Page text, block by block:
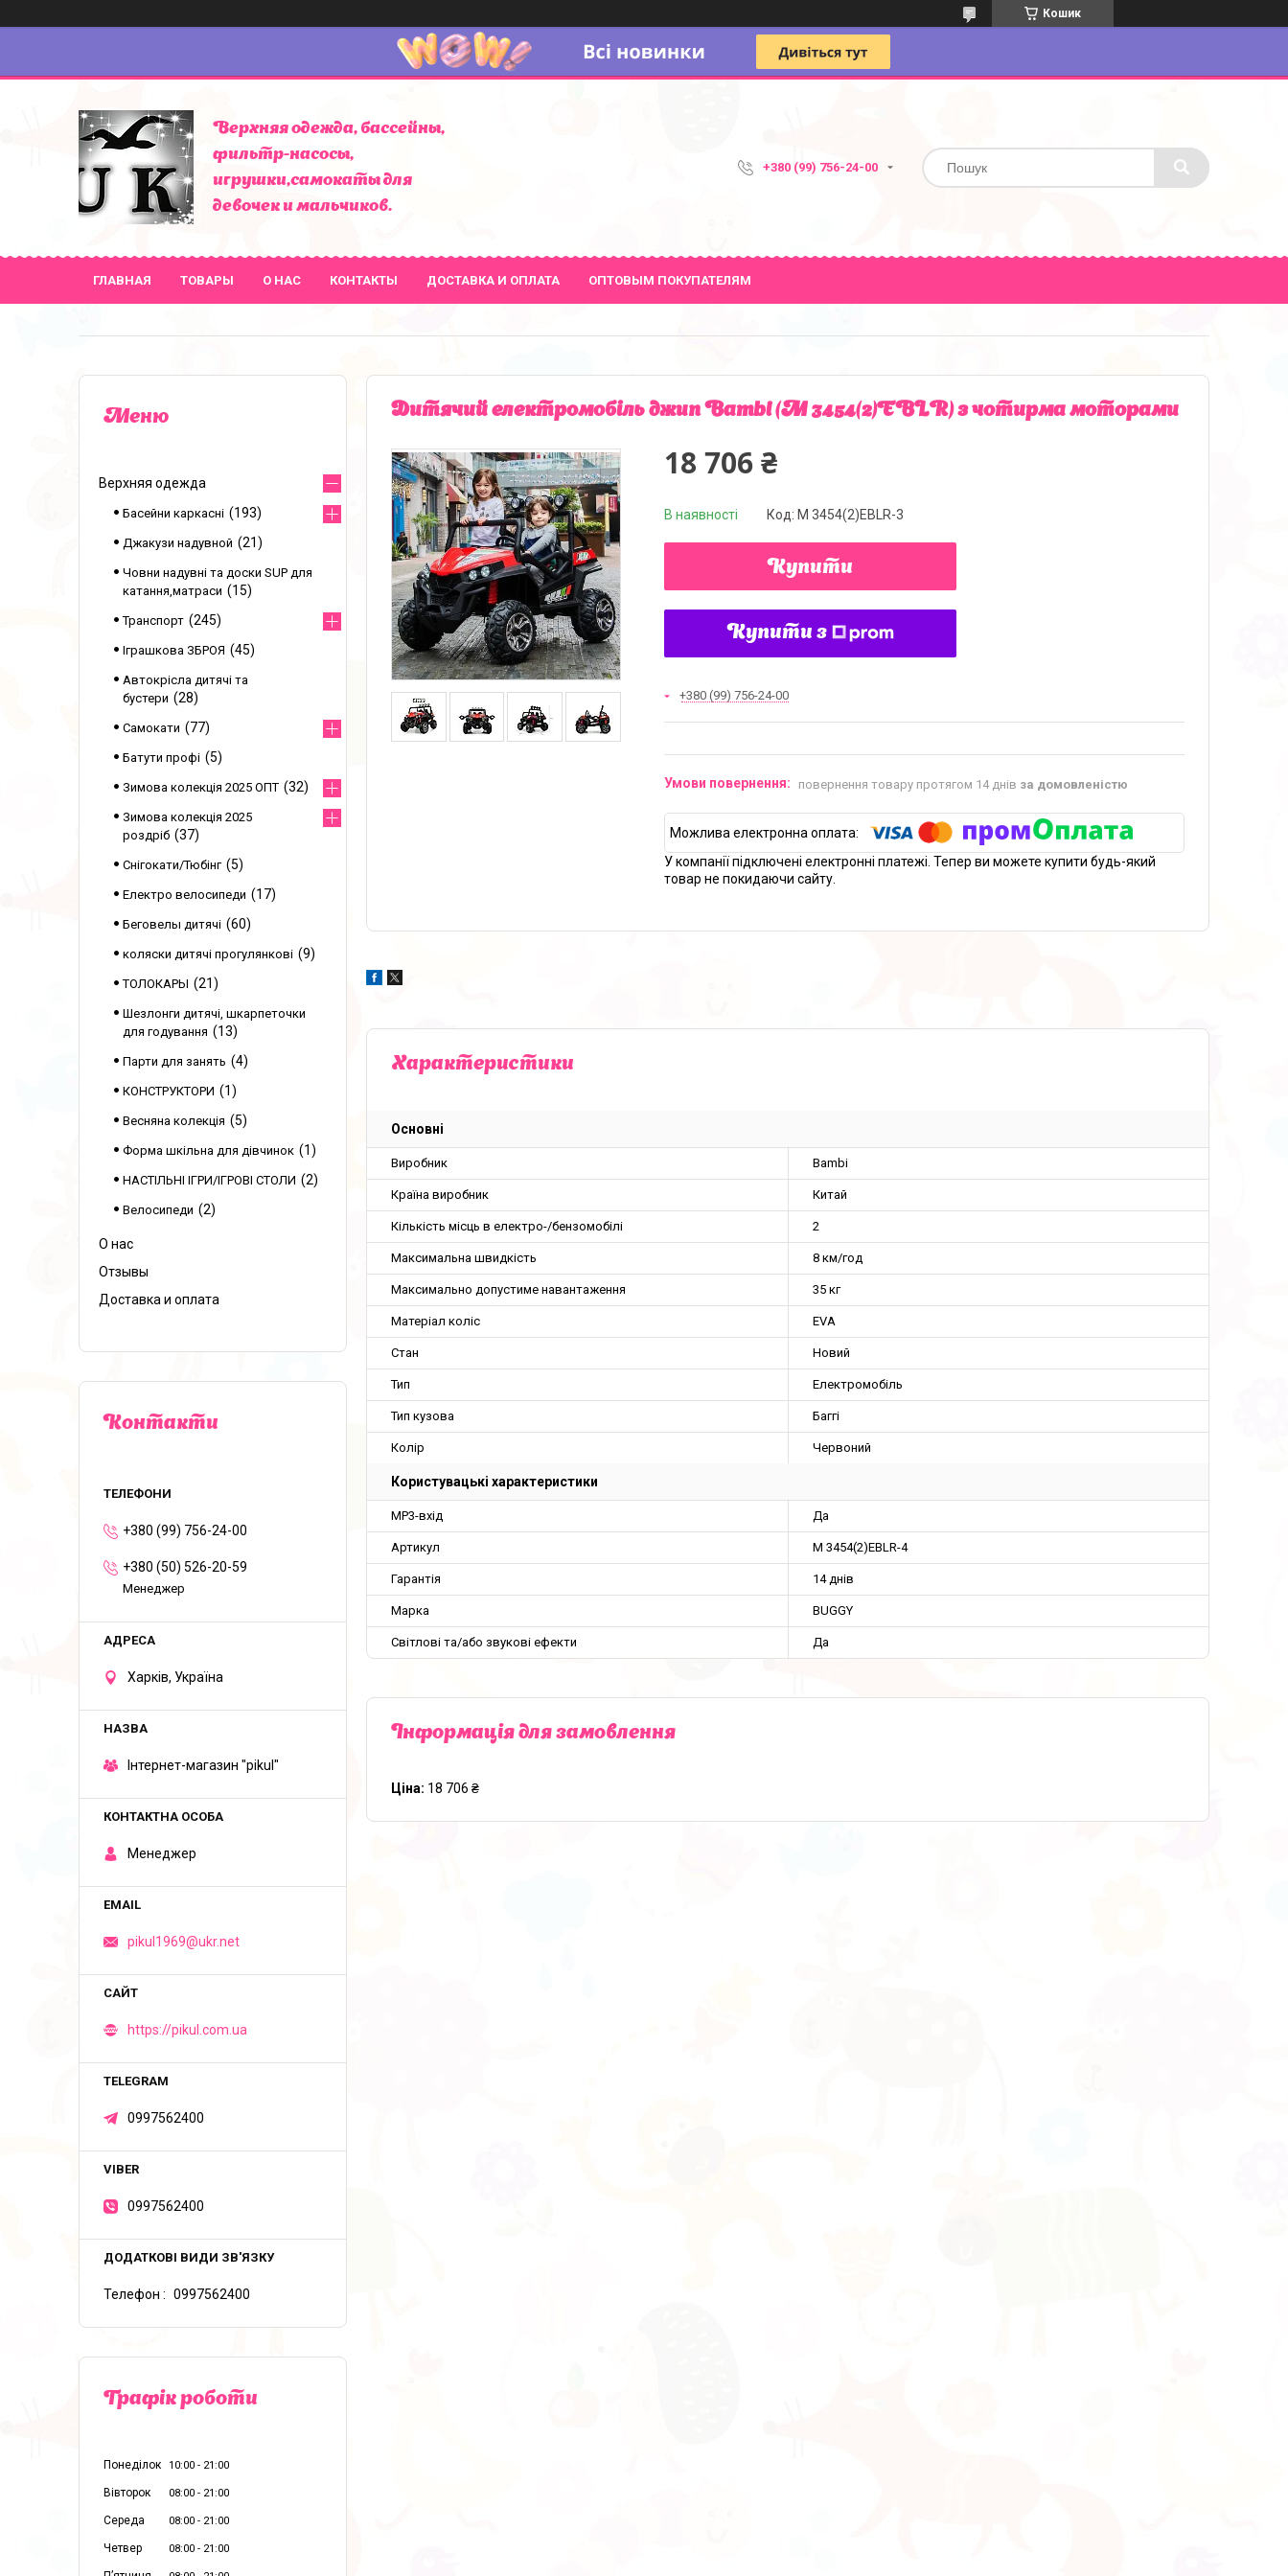
Кошик
Верхняя одежда, бассейны,
фильтр-насосы,
игрушки,самокаты для
девочек и мальчиков.
+380 (99) 756-24-00
ГЛАВНАЯ ТОВАРЫ О НАС КОНТАКТЫ ДОСТАВКА И ОПЛАТА ОПТОВЫМ ПОКУПАТЕЛЯМ
Дитячий електромобіль джип Bambi (M 3454(2)EBLR) з чотирма моторами
18 706 ₴
В наявності Код: M 3454(2)EBLR-3
Купити
Купити з
+380 (99) 756-24-00
повернення товару протягом 14 днів за домовленістю
У компанії підключені електронні платежі. Тепер ви можете купити будь-який
товар не покидаючи сайту.
Характеристики
Основні
Виробник Bambi
Країна виробник Китай
Кількість місць в електро-/бензомобілі 2
Максимальна швидкість 8 км/год
Максимально допустиме навантаження 35 кг
Матеріал коліс EVA
Стан Новий
Тип Електромобіль
Тип кузова Баггі
Колір Червоний
Користувацькі характеристики
MP3-вхід Да
Артикул M 3454(2)EBLR-4
Гарантія 14 днів
Марка BUGGY
Світлові та/або звукові ефекти Да
Інформація для замовлення
Ціна: 18 706 ₴
Верхняя одежда
Басейни каркасні 193
Джакузи надувной 21
Човни надувні та доски SUP для
катання,матраси
15
Транспорт 245
Іграшкова ЗБРОЯ 45
Автокрісла дитячі та
бустери
28
Самокати 77
Батути профі 5
Зимова колекція 2025 ОПТ 32
Зимова колекція 2025
роздріб
37
Снігокати/Тюбінг 5
Електро велосипеди 17
Беговелы дитячі 60
коляски дитячі прогулянкові 9
ТОЛОКАРЫ 21
Шезлонги дитячі, шкарпеточки
для годування
13
Парти для занять 4
КОНСТРУКТОРИ 1
Весняна колекція 5
Форма шкільна для дівчинок 1
НАСТІЛЬНІ ІГРИ/ІГРОВІ СТОЛИ 2
Велосипеди 2
О нас
Отзывы
Доставка и оплата
Контакти
+380 (99) 756-24-00
+380 (50) 526-20-59
Менеджер
Харків, Україна
Iнтернет-магазин "pikul"
Менеджер
pikul1969@ukr.net
https://pikul.com.ua
0997562400
0997562400
Телефон 0997562400
Графік роботи
Понеділок 10:00 21:00
Вівторок 08:00 21:00
Середа 08:00 21:00
Четвер 08:00 21:00